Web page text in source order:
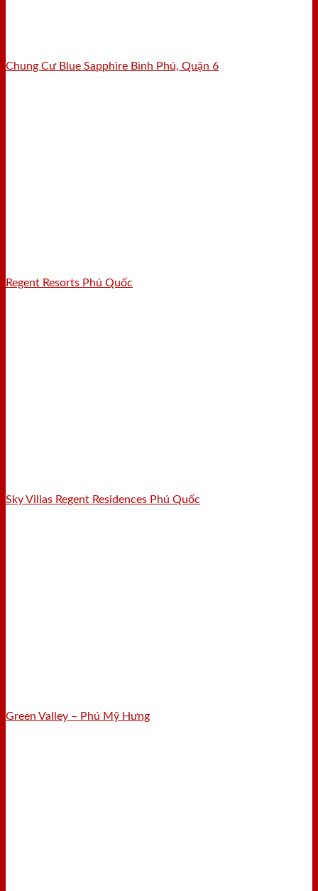
Chung Cư Blue Sapphire Bình Phú, Quận 6
Regent Resorts Phú Quốc
Sky Villas Regent Residences Phú Quốc
Green Valley – Phú Mỹ Hưng